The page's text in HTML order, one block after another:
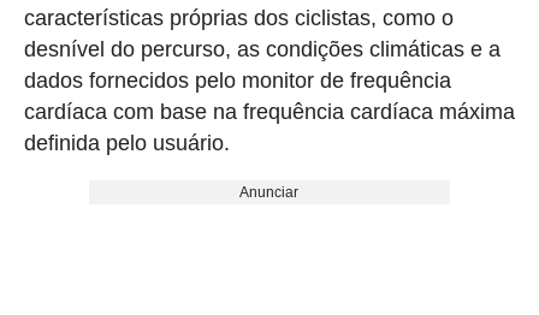
características próprias dos ciclistas, como o
desnível do percurso, as condições climáticas e a
dados fornecidos pelo monitor de frequência
cardíaca com base na frequência cardíaca máxima
definida pelo usuário.
Anunciar